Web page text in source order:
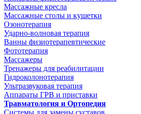
Массажные кресла
Массажные столы и кушетки
Озонотерапия
Ударно-волновая терапия
Ванны физиотерапевтические
Фототерапия
Массажеры
Тренажеры для реабилитации
Гидроколонотерапия
Ультразвуковая терапия
Аппараты ГРВ и приставки
Травматология и Ортопедия
Системы для замены суставов